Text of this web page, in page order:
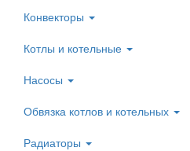
Конвекторы
Котлы и котельные
Насосы
Обвязка котлов и котельных
Радиаторы